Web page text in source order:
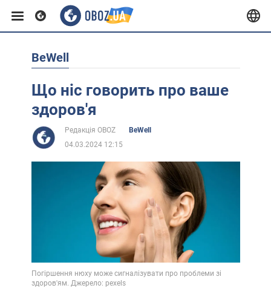
Європа
США
Лайфхаки
BeWell
Що ніс говорить про ваше
здоров'я
Редакція OBOZ
BeWell
04.03.2024 12:15
Погіршення нюху може сигналізувати про проблеми зі
здоров'ям. Джерело: pexels